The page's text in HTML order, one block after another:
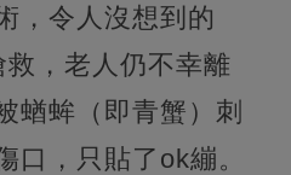
，令人沒想到的
，老人仍不幸離
蝤蛑（即青蟹）刺
口，只貼了ok繃。